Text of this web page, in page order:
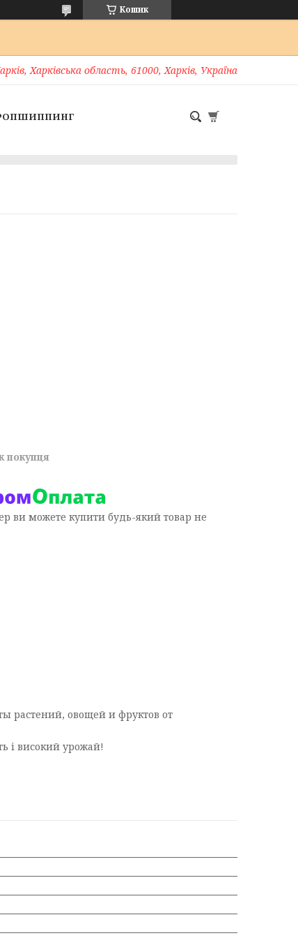
Кошик
Харківська область, 61000, Харків, Україна
покупця
ви можете купити будь-який товар не
растений, овощей и фруктов от
і високий урожай!